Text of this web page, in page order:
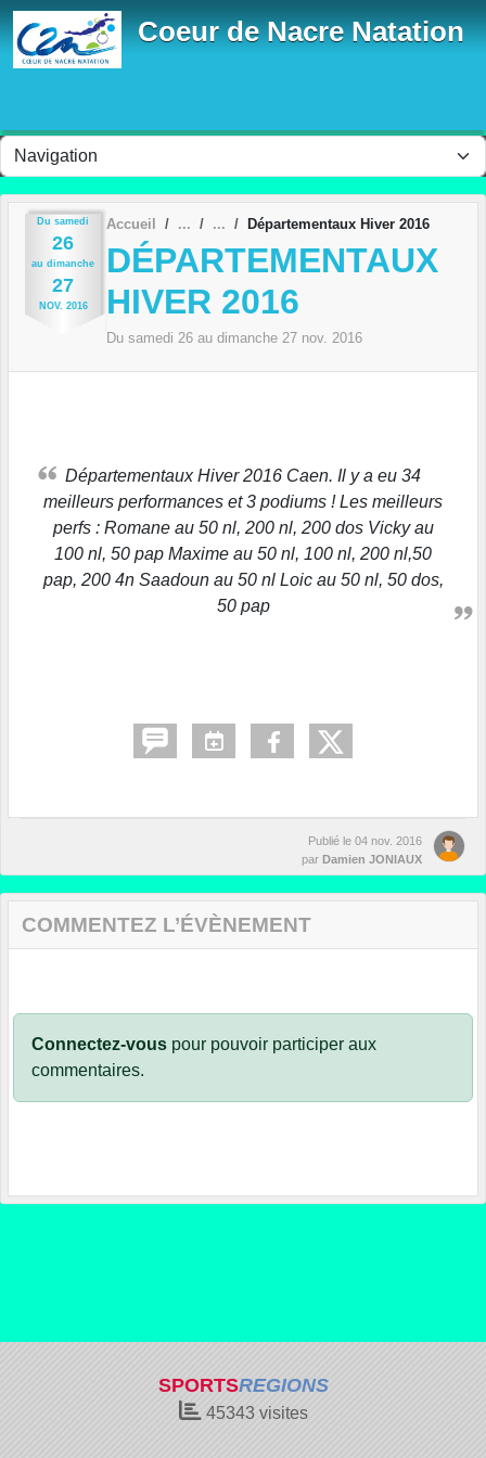
Coeur de Nacre Natation
Du samedi
26
au dimanche
27
NOV. 2016
Accueil Départementaux Hiver 2016
DÉPARTEMENTAUX
HIVER 2016
Du samedi 26 au dimanche 27 nov. 2016
Départementaux Hiver 2016 Caen. Il y a eu 34
meilleurs performances et 3 podiums ! Les meilleurs
perfs : Romane au 50 nl, 200 nl, 200 dos Vicky au
100 nl, 50 pap Maxime au 50 nl, 100 nl, 200 nl,50
pap, 200 4n Saadoun au 50 nl Loic au 50 nl, 50 dos,
50 pap
Publié le 04 nov. 2016
par Damien JONIAUX
COMMENTEZ L’ÉVÈNEMENT
Connectez-vous pour pouvoir participer aux
commentaires.
SPORTSREGIONS
45343visites
Panneau de gestion des cookies